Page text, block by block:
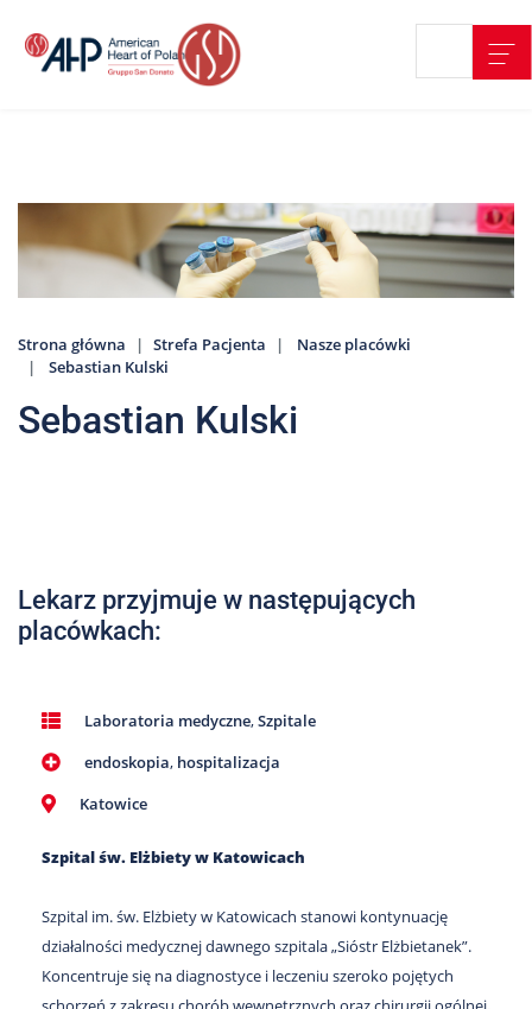
treści
Strefa
Pacjenta
O
nas
Marki
AHP
Galeria
801
302
Strona główna Strefa Pacjenta
Nasze placówki
Sebastian Kulski
Sebastian Kulski
Lekarz przyjmuje w następujących
placówkach:
Laboratoria medyczne,Szpitale
endoskopia, hospitalizacja
Katowice
Szpital św. Elżbiety w Katowicach
Szpital im. św. Elżbiety w Katowicach stanowi kontynuację
działalności medycznej dawnego szpitala „Sióstr Elżbietanek”.
Koncentruje się na diagnostyce i leczeniu szeroko pojętych